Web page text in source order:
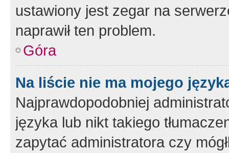
ustawiony jest zegar na
naprawił ten problem.
Góra
Na liście nie ma mojego
Najprawdopodobniej
języka lub nikt takiego
zapytać administratora czy